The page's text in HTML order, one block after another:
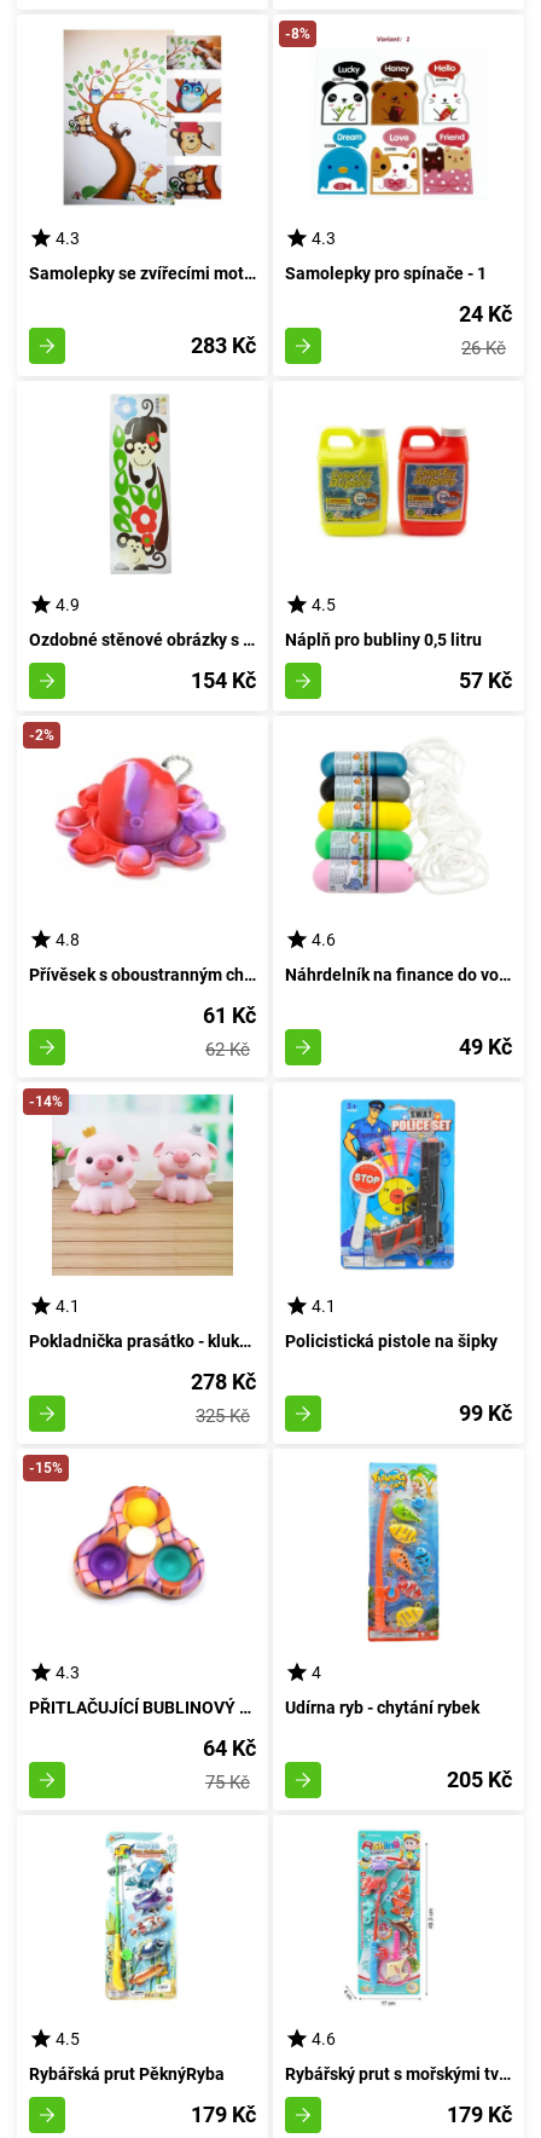
4.3
Samolepky se zvířecími motivy pro výzdobu stěn
283 Kč
-8%
4.3
Samolepky pro spínače - 1
24 Kč
26 Kč
4.9
Ozdobné stěnové obrázky s opicemi
154 Kč
4.5
Náplň pro bubliny 0,5 litru
57 Kč
-2%
4.8
Přívěsek s oboustranným chobotem - Klikatelný tlakový panel
61 Kč
62 Kč
4.6
Náhrdelník na finance do vodního prostředí - azurový
49 Kč
-14%
4.1
Pokladnička prasátko - klukáč
278 Kč
325 Kč
4.1
Policistická pistole na šipky
99 Kč
-15%
4.3
PŘITLAČUJÍCÍ BUBLINOVÝ TOČIČ - přívěsek
64 Kč
75 Kč
4
Udírna ryb - chytání rybek
205 Kč
4.5
Rybářská prut PěknýRyba
179 Kč
4.6
Rybářský prut s mořskými tvory
179 Kč